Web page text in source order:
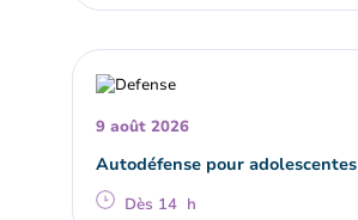
9 août 2026
Autodéfense pour adolescentes
Dès 14 h